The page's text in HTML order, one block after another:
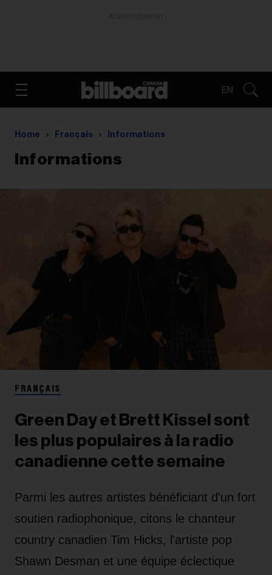
EN
Home Français Informations
Informations
FRANÇAIS
Green Day et Brett Kissel sont
les plus populaires à la radio
canadienne cette semaine
Parmi les autres artistes bénéficiant d'un fort
soutien radiophonique, citons le chanteur
country canadien Tim Hicks, l'artiste pop
Shawn Desman et une équipe éclectique